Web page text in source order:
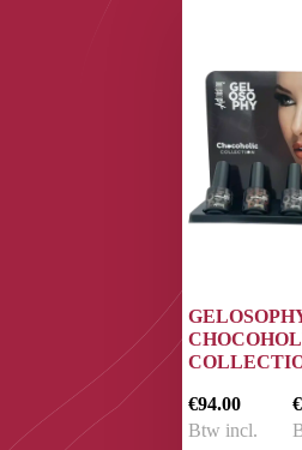
€94.00
Btw incl.